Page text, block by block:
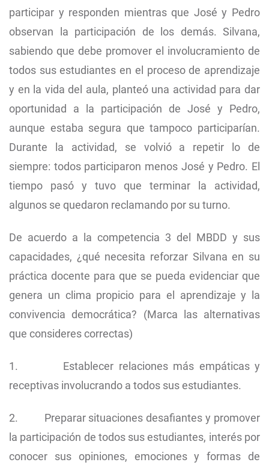
participar y responden mientras que José y Pedro
observan la participación de los demás. Silvana,
sabiendo que debe promover el involucramiento de
todos sus estudiantes en el proceso de aprendizaje
y en la vida del aula, planteó una actividad para dar
oportunidad a la participación de José y Pedro,
aunque estaba segura que tampoco participarían.
Durante la actividad, se volvió a repetir lo de
siempre: todos participaron menos José y Pedro. El
tiempo pasó y tuvo que terminar la actividad,
algunos se quedaron reclamando por su turno.
De acuerdo a la competencia 3 del MBDD y sus
capacidades, ¿qué necesita reforzar Silvana en su
práctica docente para que se pueda evidenciar que
genera un clima propicio para el aprendizaje y la
convivencia democrática? (Marca las alternativas
que consideres correctas)
1. Establecer relaciones más empáticas y
receptivas involucrando a todos sus estudiantes.
2. Preparar situaciones desafiantes y promover
la participación de todos sus estudiantes, interés por
conocer sus opiniones, emociones y formas de